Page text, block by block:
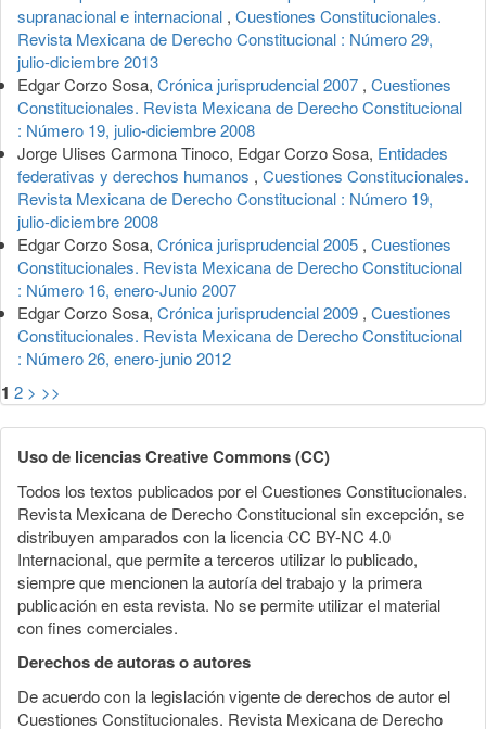
supranacional e internacional , Cuestiones Constitucionales.
Revista Mexicana de Derecho Constitucional : Número 29,
julio-diciembre 2013
Edgar Corzo Sosa, Crónica jurisprudencial 2007 , Cuestiones
Constitucionales. Revista Mexicana de Derecho Constitucional
: Número 19, julio-diciembre 2008
Jorge Ulises Carmona Tinoco, Edgar Corzo Sosa, Entidades
federativas y derechos humanos , Cuestiones Constitucionales.
Revista Mexicana de Derecho Constitucional : Número 19,
julio-diciembre 2008
Edgar Corzo Sosa, Crónica jurisprudencial 2005 , Cuestiones
Constitucionales. Revista Mexicana de Derecho Constitucional
: Número 16, enero-Junio 2007
Edgar Corzo Sosa, Crónica jurisprudencial 2009 , Cuestiones
Constitucionales. Revista Mexicana de Derecho Constitucional
: Número 26, enero-junio 2012
1 2 > >>
Uso de licencias Creative Commons (CC)
Todos los textos publicados por el Cuestiones Constitucionales.
Revista Mexicana de Derecho Constitucional sin excepción, se
distribuyen amparados con la licencia CC BY-NC 4.0
Internacional, que permite a terceros utilizar lo publicado,
siempre que mencionen la autoría del trabajo y la primera
publicación en esta revista. No se permite utilizar el material
con fines comerciales.
Derechos de autoras o autores
De acuerdo con la legislación vigente de derechos de autor el
Cuestiones Constitucionales. Revista Mexicana de Derecho